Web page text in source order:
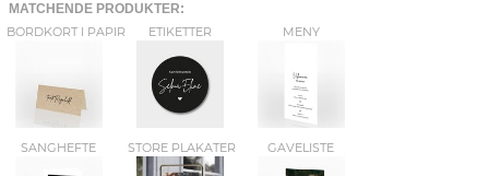
MATCHENDE PRODUKTER:
BORDKORT I PAPIR
ETIKETTER MENY
SANGHEFTE STORE PLAKATER GAVELISTE